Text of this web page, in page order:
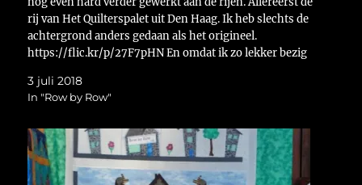
rij van Het Quilterspalet uit Den Haag. Ik heb slechts de
achtergrond anders gedaan als het origineel.
https://flic.kr/p/27F7pHN En omdat ik zo lekker bezig
3 juli 2018
In "Row by Row"